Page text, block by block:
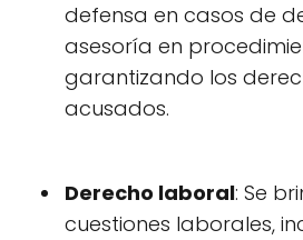
defensa en casos de
asesoría en
garantizando los
acusados.
Derecho laboral: Se
cuestiones laborales,